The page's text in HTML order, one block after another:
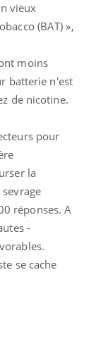
vieux
(BAT) »,
moins
batterie n'est
de nicotine.
pour
la
réponses. A
-
se cache